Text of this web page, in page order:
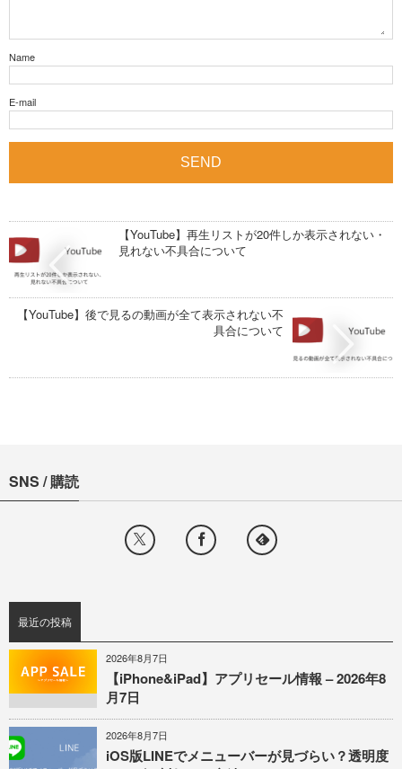
Name
E-mail
【YouTube】再生リストが20件しか表示されない・
見れない不具合について
【YouTube】後で見るの動画が全て表示されない不
具合について
SNS / 購読
最近の投稿
2026年8月7日
【iPhone&iPad】アプリセール情報 – 2026年8
月7日
2026年8月7日
iOS版LINEでメニューバーが見づらい？透明度